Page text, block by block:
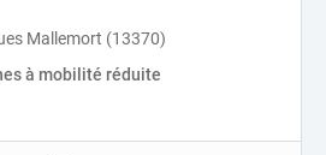
Mallemort (13370)
à mobilité réduite